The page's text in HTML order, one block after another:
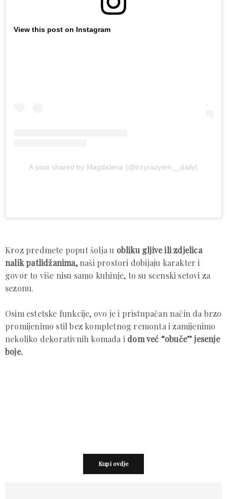
View this post on Instagram
A post shared by Magdalena (@trzyrazyem__daily)
Kroz predmete poput šolja u obliku gljive ili zdjelica
nalik patlidžanima,naši prostori dobijaju karakter i
govor to više nisu samo kuhinje, to su scenski setovi za
sezonu.
Osim estetske funkcije, ovo je i pristupačan način da brzo
promijenimo stil bez kompletnog remonta i zamijenimo
nekoliko dekorativnih komada i dom već “obuče” jesenje
boje.